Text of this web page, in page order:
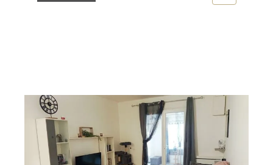
LA ROCHELLE 17
42 m2, 2 pièces
Ref : 18500
Appartement T2 à vendre